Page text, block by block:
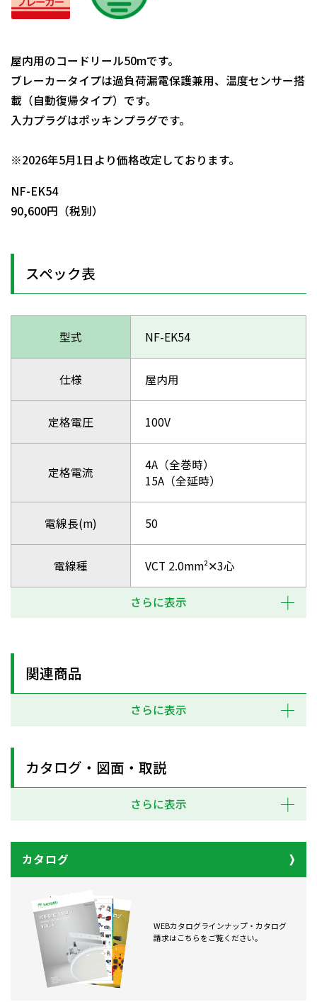
屋内用のコードリール50mです。
ブレーカータイプは過負荷漏電保護兼用、温度センサー搭
載（自動復帰タイプ）です。
入力プラグはポッキンプラグです。
※2026年5月1日より価格改定しております。
NF-EK54
90,600円（税別）
スペック表
型式 NF-EK54
仕様 屋内用
定格電圧 100V
定格電流
4A（全巻時）
15A（全延時）
電線長(m) 50
電線種 VCT 2.0mm²✕3心
さらに表示
関連商品
さらに表示
カタログ・図面・取説
さらに表示
カタログ
WEBカタログラインナップ・カタログ
請求はこちらをご覧ください。